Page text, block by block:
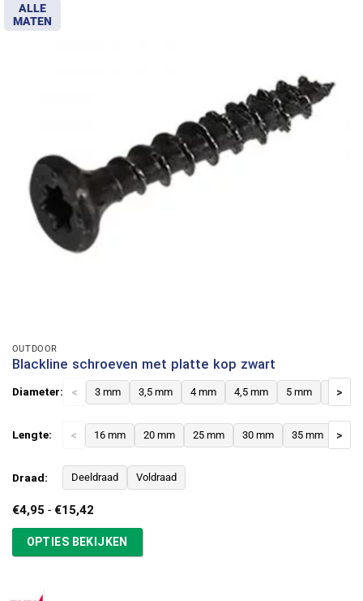
ALLE
MATEN
OUTDOOR
Blackline schroeven met platte kop zwart
Diameter: < 3 mm 3,5 mm 4 mm 4,5 mm 5 mm 6 mm
>
Lengte: < 16 mm 20 mm 25 mm 30 mm 35 mm 40
>
Draad: Deeldraad Voldraad
€4,95 - €15,42Prijsklasse:
tot
€15,42
OPTIES BEKIJKEN